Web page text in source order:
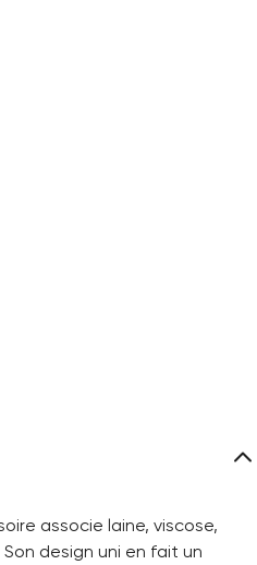
associe laine, viscose,
design uni en fait un